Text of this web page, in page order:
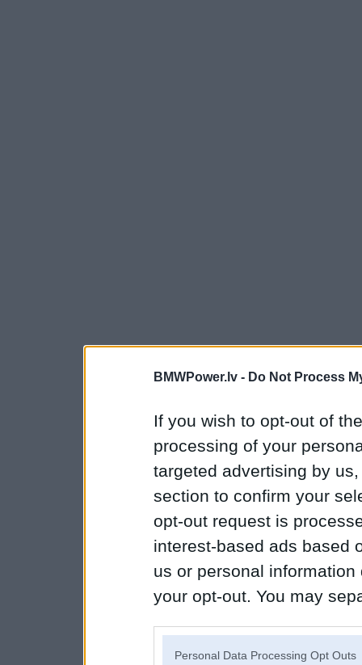
BMWPower.lv - Do Not Process
If you wish to opt-out of
processing of your
targeted advertising by
section to confirm your
opt-out request is
interest-based ads based
us or personal
your opt-out. You may
Personal Data Processing Opt Outs